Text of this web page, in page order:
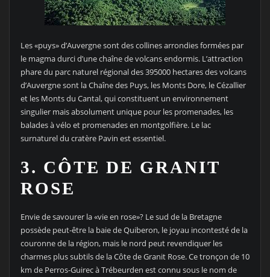
Les «puys» d’Auvergne sont des collines arrondies formées par
le magma durci d’une chaîne de volcans endormis. L’attraction
phare du parc naturel régional des 395000 hectares des volcans
d’Auvergne sont la Chaîne des Puys, les Monts Dore, le Cézallier
et les Monts du Cantal, qui constituent un environnement
singulier mais absolument unique pour les promenades, les
balades à vélo et promenades en montgolfière. Le lac
surnaturel du cratère Pavin est essentiel.
3. CÔTE DE GRANIT
ROSE
Envie de savourer la «vie en rose»? Le sud de la Bretagne
possède peut-être la baie de Quiberon, le joyau incontesté de la
couronne de la région, mais le nord peut revendiquer les
charmes plus subtils de la Côte de Granit Rose. Ce tronçon de 10
km de Perros-Guirec à Trébeurden est connu sous le nom de